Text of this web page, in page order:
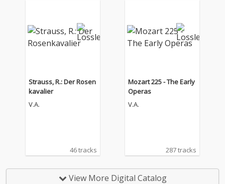
Strauss, R.: Der Rosen
kavalier
V.A.
46 tracks
Mozart 225 - The Early
Operas
V.A.
287 tracks
View More Digital Catalog